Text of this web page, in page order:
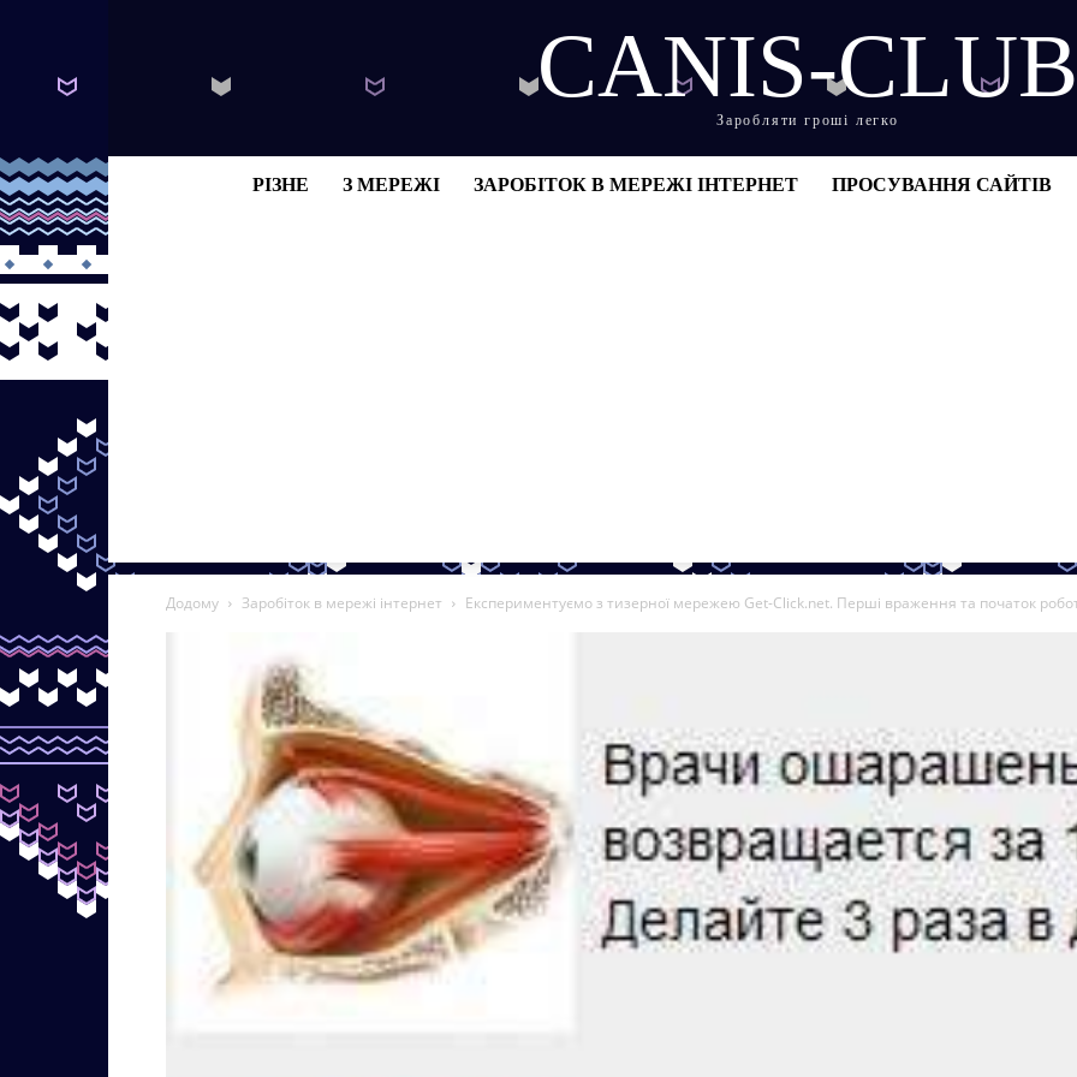
CANIS-CLUB
Заробляти гроші легко
РІЗНЕ З МЕРЕЖІ ЗАРОБІТОК В МЕРЕЖІ ІНТЕРНЕТ ПРОСУВАННЯ САЙТІВ
Додому Заробіток в мережі інтернет Експериментуємо з тизерної мережею Get-Click.net. Перші враження та початок